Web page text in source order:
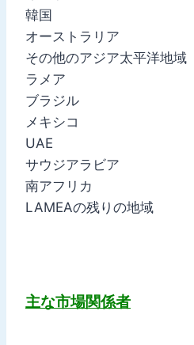
韓国
オーストラリア
その他のアジア太平洋地域
ラメア
ブラジル
メキシコ
UAE
サウジアラビア
南アフリカ
LAMEAの残りの地域
主な市場関係者